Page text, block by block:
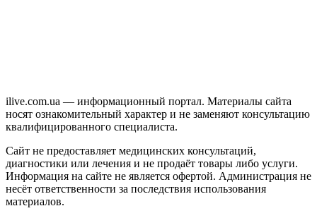
ilive.com.ua — информационный портал. Материалы сайта
носят ознакомительный характер и не заменяют консультацию
квалифицированного специалиста.
Сайт не предоставляет медицинских консультаций,
диагностики или лечения и не продаёт товары либо услуги.
Информация на сайте не является офертой. Администрация не
несёт ответственности за последствия использования
материалов.